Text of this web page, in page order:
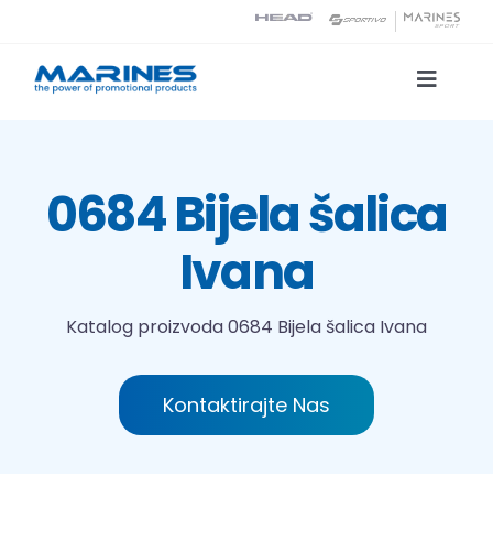
content
Toggle
Tehnologije tiska
0684 Bijela šalica
Ivana
Katalog proizvoda0684 Bijela šalica Ivana
Kontaktirajte Nas